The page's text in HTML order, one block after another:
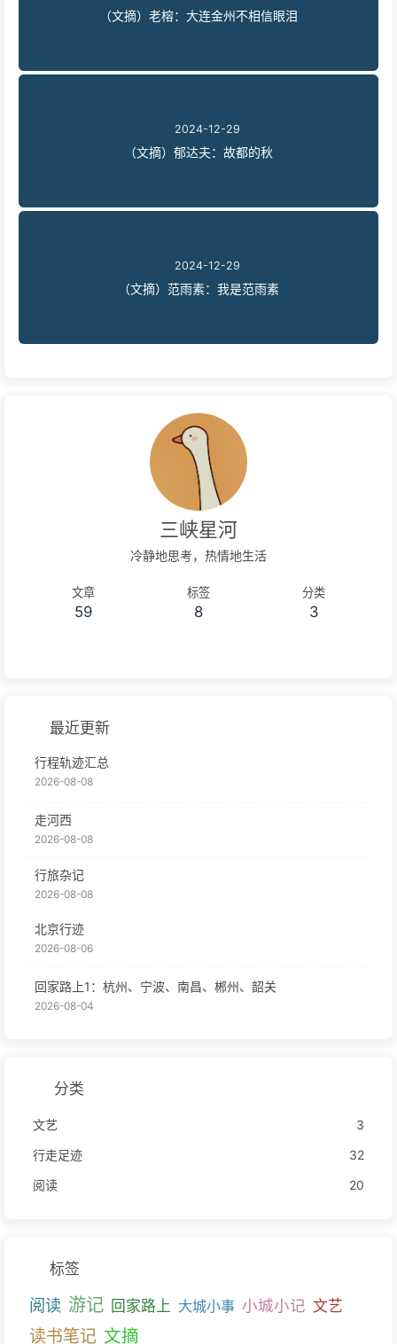
（文摘）老榕：大连金州不相信眼泪
2024-12-29
（文摘）郁达夫：故都的秋
2024-12-29
（文摘）范雨素：我是范雨素
三峡星河
冷静地思考，热情地生活
文章
59
标签
8
分类
3
最近更新
行程轨迹汇总
2026-08-08
走河西
2026-08-08
行旅杂记
2026-08-08
北京行迹
2026-08-06
回家路上1：杭州、宁波、南昌、郴州、韶关
2026-08-04
分类
文艺
3
行走足迹
32
阅读
20
标签
阅读 游记 回家路上 大城小事 小城小记 文艺
读书笔记 文摘